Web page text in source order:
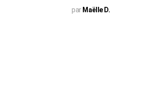
par Maëlle D.